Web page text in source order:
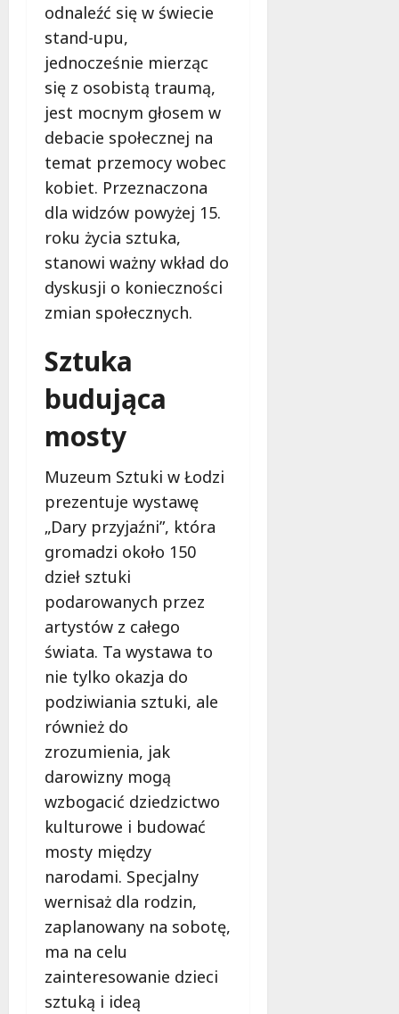
odnaleźć się w świecie
stand-upu,
jednocześnie mierząc
się z osobistą traumą,
jest mocnym głosem w
debacie społecznej na
temat przemocy wobec
kobiet. Przeznaczona
dla widzów powyżej 15.
roku życia sztuka,
stanowi ważny wkład do
dyskusji o konieczności
zmian społecznych.
Sztuka
budująca
mosty
Muzeum Sztuki w Łodzi
prezentuje wystawę
„Dary przyjaźni”, która
gromadzi około 150
dzieł sztuki
podarowanych przez
artystów z całego
świata. Ta wystawa to
nie tylko okazja do
podziwiania sztuki, ale
również do
zrozumienia, jak
darowizny mogą
wzbogacić dziedzictwo
kulturowe i budować
mosty między
narodami. Specjalny
wernisaż dla rodzin,
zaplanowany na sobotę,
ma na celu
zainteresowanie dzieci
sztuką i ideą